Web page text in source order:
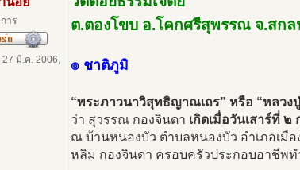
าร
27 มี.ค. 2006,
ต.ตองโขบ อ.โคกศรีสุพรรณ จ.สก
๏ ชาติภูมิ
“พระภาวนาวิสุทธิญาณเถร” หรือ “หลวง
ว่า สุวรรณ กองจินดา เกิดเมื่อวันเสาร์ที่
ณ บ้านหนองบัว ตำบลหนองบัว อำเภอเมื
หลิม กองจินดา ครอบครัวประกอบอาชีพท